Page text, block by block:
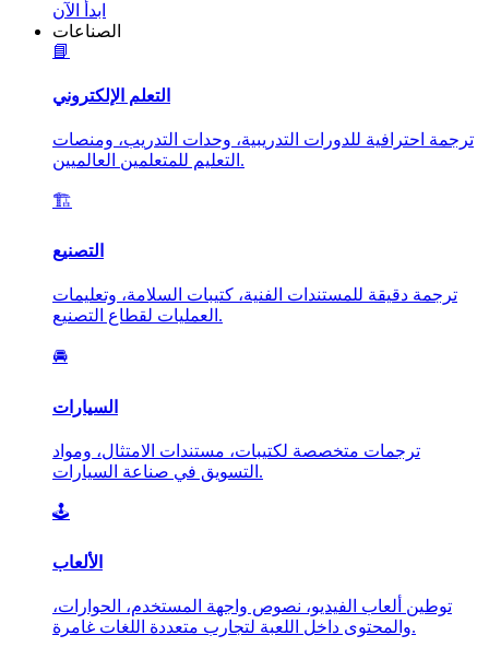
ابدأ الآن
الصناعات
📘
التعلم الإلكتروني
ترجمة احترافية للدورات التدريبية، وحدات التدريب، ومنصات
التعليم للمتعلمين العالميين.
🏗️
التصنيع
ترجمة دقيقة للمستندات الفنية، كتيبات السلامة، وتعليمات
العمليات لقطاع التصنيع.
🚘
السيارات
ترجمات متخصصة لكتيبات، مستندات الامتثال، ومواد
التسويق في صناعة السيارات.
🕹️
الألعاب
توطين ألعاب الفيديو، نصوص واجهة المستخدم، الحوارات،
والمحتوى داخل اللعبة لتجارب متعددة اللغات غامرة.